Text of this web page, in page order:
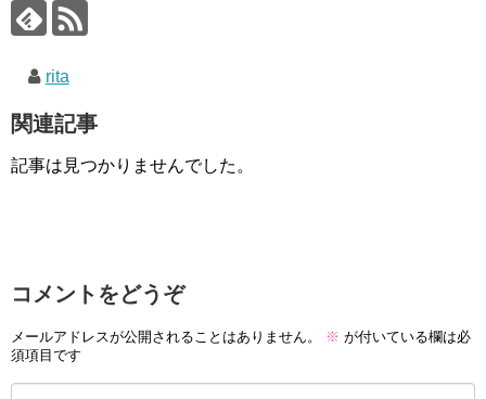
rita
関連記事
記事は見つかりませんでした。
コメントをどうぞ
メールアドレスが公開されることはありません。 ※ が付いている欄は必
須項目です